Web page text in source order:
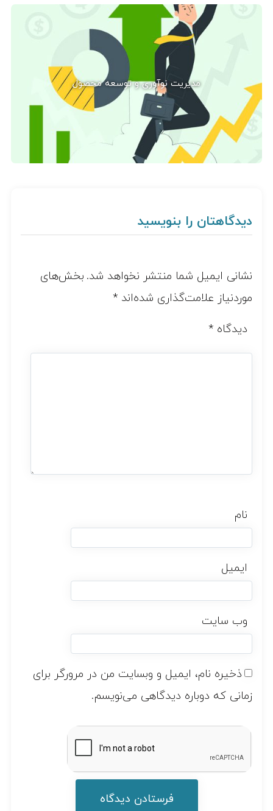
مدیریت نوآوری و توسعه محصول
دیدگاهتان را بنویسید
نشانی ایمیل شما منتشر نخواهد شد. بخش‌های
موردنیاز علامت‌گذاری شده‌اند*
دیدگاه *
نام
ایمیل
وب‌ سایت
ذخیره نام، ایمیل و وبسایت من در مرورگر برای
زمانی که دوباره دیدگاهی می‌نویسم.